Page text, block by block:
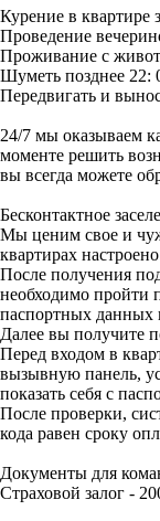
Курение в квартире
Проведение
Проживание с
Шуметь позднее 22:
Передвигать и
24/7 мы оказываем
моменте решить
вы всегда можете
Бесконтактное
Мы ценим свое и
квартирах
После получения
необходимо пройти
паспортных данных
Далее вы получите
Перед входом в
вызывную панель,
показать себя с
После проверки,
кода равен сроку
Документы для
Страховой залог -